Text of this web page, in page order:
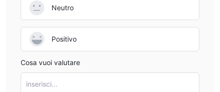
Neutro
Positivo
Cosa vuoi valutare
inserisci...